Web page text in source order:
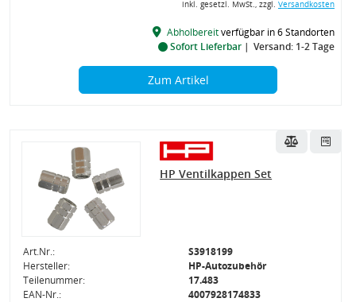
inkl. gesetzl. MwSt., zzgl. Versandkosten
Abholbereitverfügbar in 6 Standorten
Sofort Lieferbar
Versand: 1-2 Tage
Zum Artikel
HP Ventilkappen Set
Art.Nr.:
S3918199
Hersteller:
HP-Autozubehör
Teilenummer:
17.483
EAN-Nr.:
4007928174833